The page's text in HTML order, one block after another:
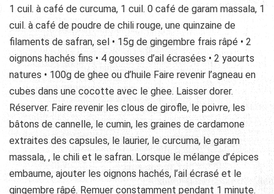
1 cuil. à café de curcuma, 1 cuil. 0 café de garam massala, 1
cuil. à café de poudre de chili rouge, une quinzaine de
filaments de safran, sel • 15g de gingembre frais râpé • 2
oignons hachés fins • 4 gousses d’ail écrasées • 2 yaourts
natures • 100g de ghee ou d’huile Faire revenir l’agneau en
cubes dans une cocotte avec le ghee. Laisser dorer.
Réserver. Faire revenir les clous de girofle, le poivre, les
bâtons de cannelle, le cumin, les graines de cardamone
extraites des capsules, le laurier, le curcuma, le garam
massala, , le chili et le safran. Lorsque le mélange d’épices
embaume, ajouter les oignons hachés, l’ail écrasé et le
gingembre râpé. Remuer constamment pendant 1 minute.